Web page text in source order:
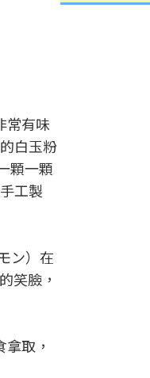
常有味
白玉粉
顆一顆
工製
ン）在
笑臉，
取，